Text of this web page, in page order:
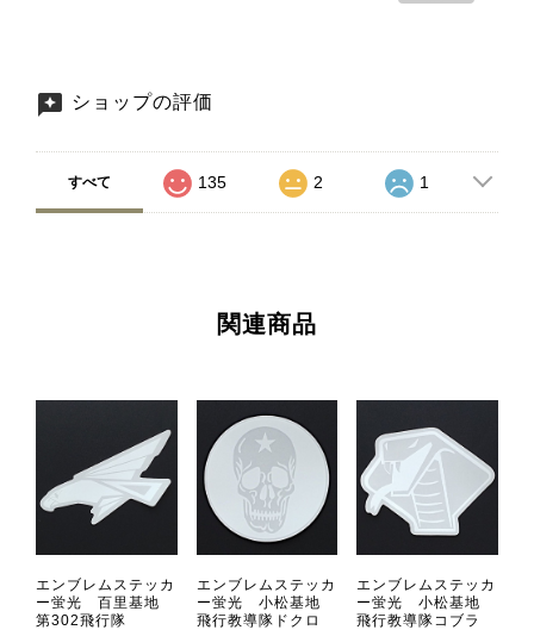
ショップの評価
すべて 135 2 1
関連商品
エンブレムステッカ
ー蛍光 百里基地
第302飛行隊
エンブレムステッカ
ー蛍光 小松基地
飛行教導隊ドクロ
エンブレムステッカ
ー蛍光 小松基地
飛行教導隊コブラ